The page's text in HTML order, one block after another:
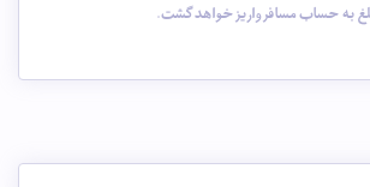
به حساب مسافر واریز خواهد گشت.